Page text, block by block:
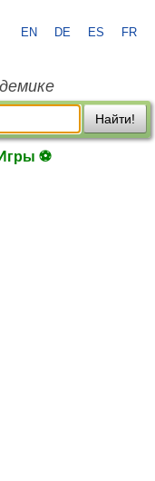
EN DE ES FR
Найти!
Игры ⚽